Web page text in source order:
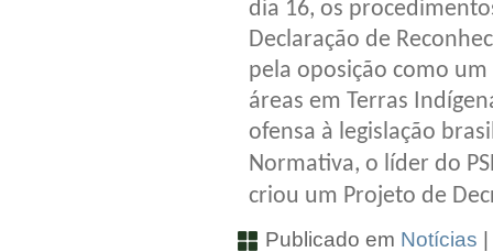
dia 16, os
Declaração de
pela oposição como
áreas em Terras
ofensa à legislação
Normativa, o líder do
criou um Projeto de
Publicado em Notícias |